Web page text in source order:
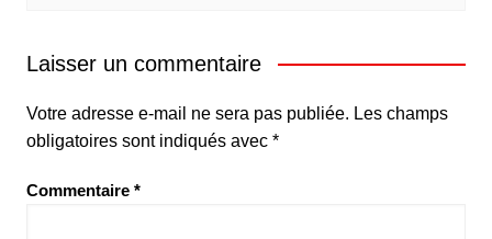
Laisser un commentaire
Votre adresse e-mail ne sera pas publiée. Les champs
obligatoires sont indiqués avec *
Commentaire *